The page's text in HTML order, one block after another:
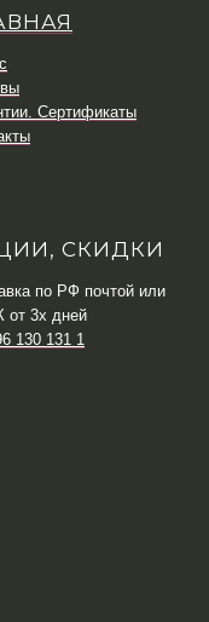
Сертификаты
СКИДКИ
по РФ почтой или
от 3х дней
130 131 1